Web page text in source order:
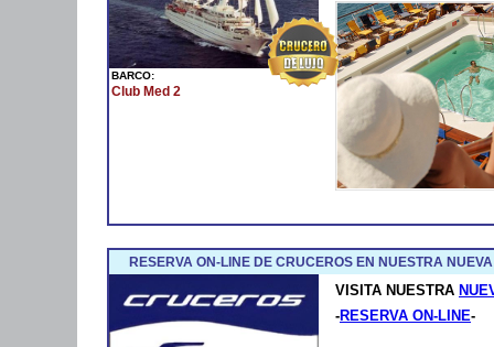
BARCO:
Club Med 2
RESERVA ON-LINE DE CRUCEROS EN NUESTRA
VISITA NUESTRA
-RESERVA ON-LINE-